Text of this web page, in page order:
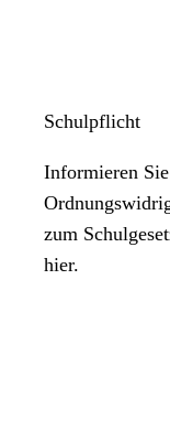
Schulpflicht
Informieren
zum
hier.